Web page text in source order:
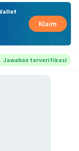
Klaim
Jawaban terverifikasi